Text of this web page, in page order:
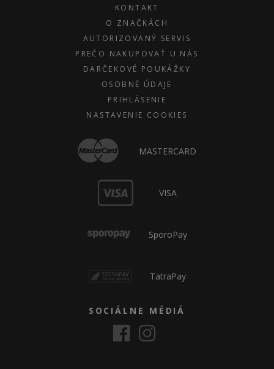
KONTAKT
O ZNAČKÁCH
AUTORIZOVANÝ SERVIS
PREČO NAKUPOVAŤ U NÁS
DARČEKOVÉ POUKÁŽKY
OSOBNÉ ÚDAJE
PRIHLÁSENIE
NASTAVENIE COOKIES
MASTERCARD
VISA
SporoPay
TatraPay
SOCIÁLNE MÉDIÁ